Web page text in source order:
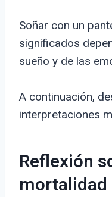
Soñar con un
significados
sueño y de las
A continuación,
interpretaciones
Reflexión
mortalidad